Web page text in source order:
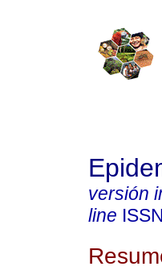
versión
line ISSN